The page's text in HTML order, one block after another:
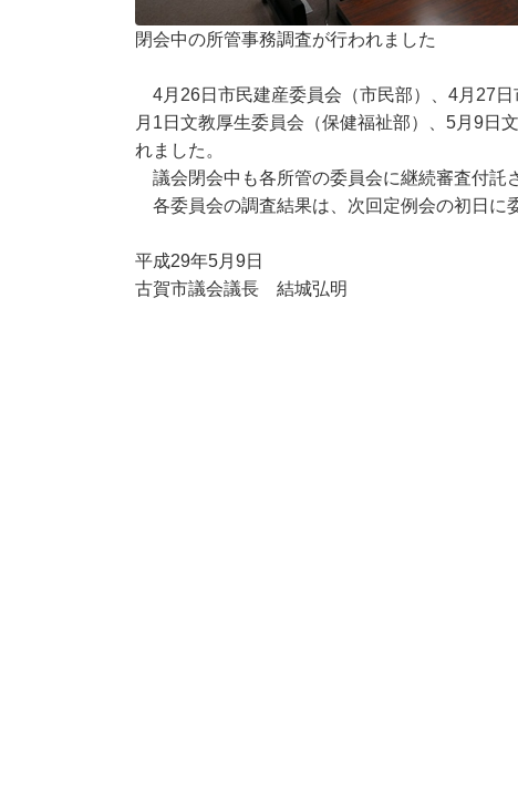
閉会中の所管事務調査が行われました
4月26日市民建産委員会（市民部）、4月27
月1日文教厚生委員会（保健福祉部）、5月9日
れました。
議会閉会中も各所管の委員会に継続審査付託
各委員会の調査結果は、次回定例会の初日に
平成29年5月9日
古賀市議会議長 結城弘明